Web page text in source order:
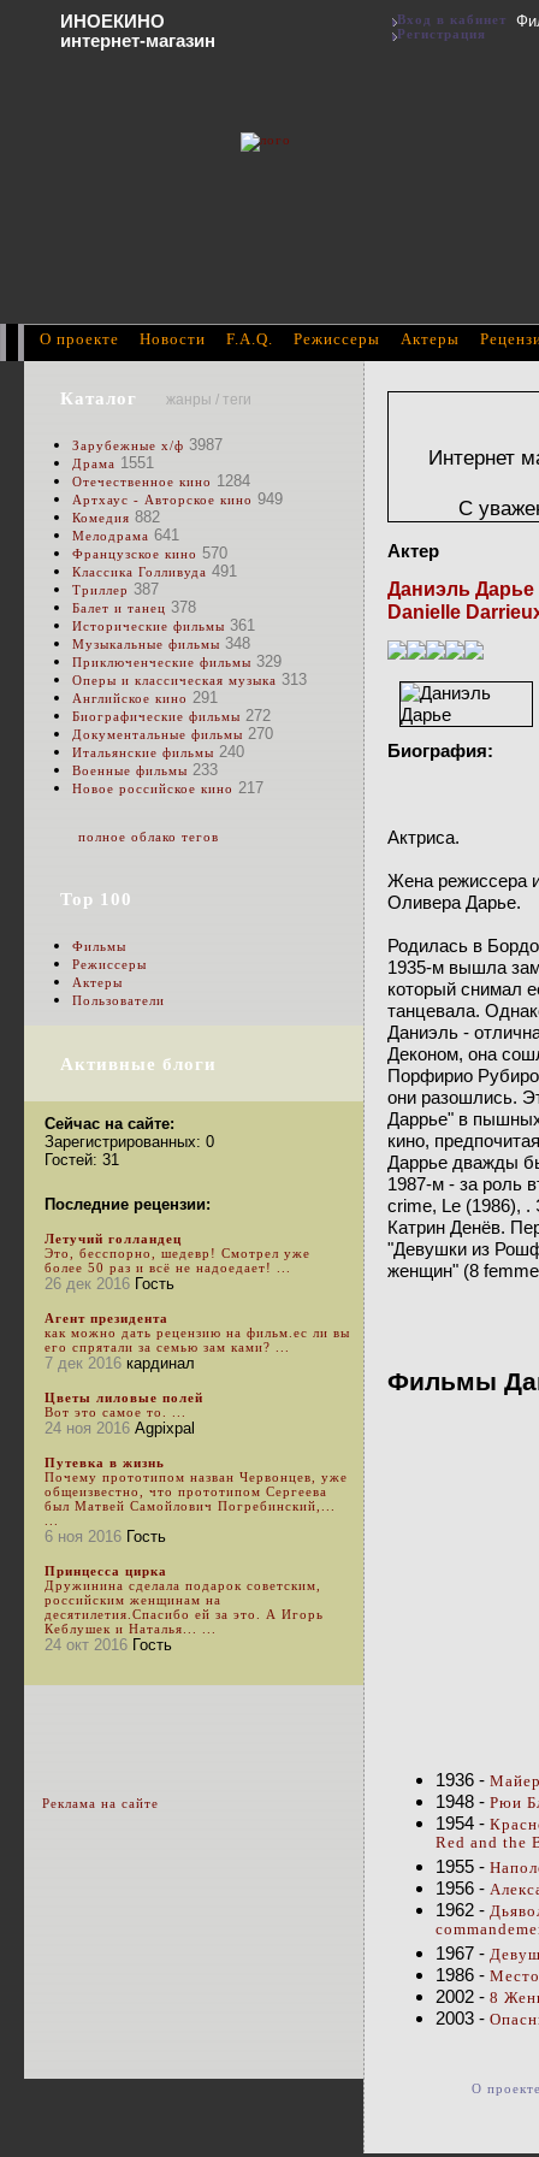
Интернет
С
Актер
Даниэль Дарье
Danielle
Биография:
Актриса.
Жена режиссера
Оливера Дарье.
Родилась в
1935-м вышла
который снимал
танцевала.
Даниэль -
Деконом, она
Порфирио
они разошлись.
Даррье" в
кино,
Даррье дважды
1987-м - за роль
crime, Le (1986), .
Катрин Денёв.
"Девушки из
женщин" (8
Фильмы
1936 -
1948 - Рюи
1954 -
Red and the
1955 -
1956 -
1962 -
1967 -
1986 -
2002 - 8
2003 -
Каталог жанры / теги
Зарубежные х/ф 3987
Драма 1551
Отечественное кино 1284
Артхаус - Авторское кино 949
Комедия 882
Мелодрама 641
Французское кино 570
Классика Голливуда 491
Триллер 387
Балет и танец 378
Исторические фильмы 361
Музыкальные фильмы 348
Приключенческие фильмы 329
Оперы и классическая музыка 313
Английское кино 291
Биографические фильмы 272
Документальные фильмы 270
Итальянские фильмы 240
Военные фильмы 233
Новое российское кино 217
полное облако тегов
Top 100
Фильмы
Режиссеры
Актеры
Пользователи
Активные блоги
Сейчас на сайте:
Зарегистрированных: 0
Гостей: 31
Последние рецензии:
Летучий голландец
Это, бесспорно, шедевр! Смотрел уже
более 50 раз и всё не надоедает! ...
26 дек 2016 Гость
Агент президента
как можно дать рецензию на фильм.ес ли вы
его спрятали за семью зам ками? ...
7 дек 2016 кардинал
Цветы лиловые полей
Вот это самое то. ...
24 ноя 2016 Agpixpal
Путевка в жизнь
Почему прототипом назван Червонцев, уже
общеизвестно, что прототипом Сергеева
был Матвей Самойлович Погребинский,...
6 ноя 2016 Гость
Принцесса цирка
Дружинина сделала подарок советским,
российским женщинам на
десятилетия.Спасибо ей за это. А Игорь
Кеблушек и Наталья... ...
24 окт 2016 Гость
Реклама на сайте
О проекте Новости F.A.Q. Режиссеры Актеры
О
ИНОЕКИНО
интернет-магазин
Вход в кабинет
Регистрация